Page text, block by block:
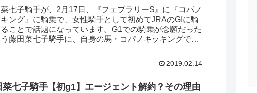
七子騎手が、2月17日、『フェブラリーS』に『コパノ
ング』に騎乗で、女性騎手として初めてJRAのGIに騎
ことで話題になっています。G1での騎乗が念願だった
う藤田菜七子騎手に、自身の馬・コパノキッキングでの
2019.02.14
菜七子騎手【初g1】エージェント解約？その理由